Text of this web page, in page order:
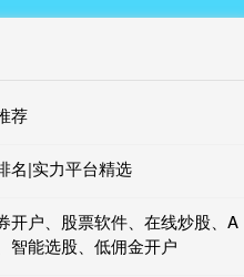
荐
名|实力平台精选
开户、股票软件、在线炒股、A
智能选股、低佣金开户